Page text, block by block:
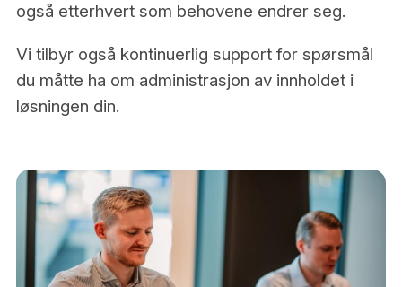
også etterhvert som behovene endrer seg.
Vi tilbyr også kontinuerlig support for spørsmål
du måtte ha om administrasjon av innholdet i
løsningen din.